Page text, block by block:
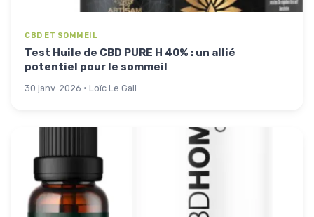
CBD ET SOMMEIL
Test Huile de CBD PURE H 40% : un allié
potentiel pour le sommeil
30 janv. 2026 · Loïc Le Gall